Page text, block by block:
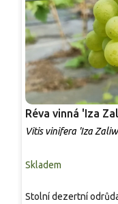
Réva vinná 'Iza
Vitis vinifera 'Iza
Skladem
Stolní dezertní